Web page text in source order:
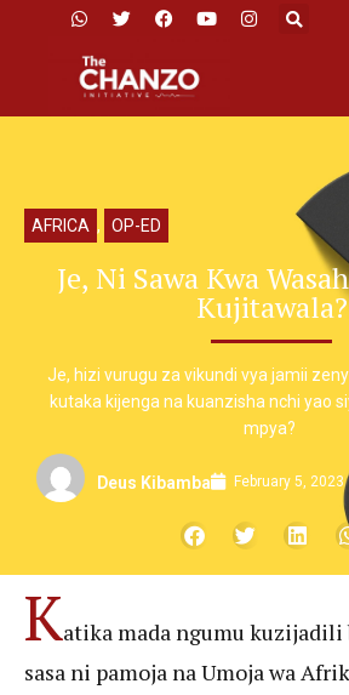
AFRICA , OP-ED
Je, Ni Sawa Kwa
Kujitawala?
Je, hizi vurugu za vikundi vya jamii
kutaka kijenga na kuanzisha nchi yao
mpya?
Deus Kibamba February 5, 2023
Katika mada ngumu
sasa ni pamoja na Umoja wa